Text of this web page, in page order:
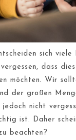
sich viele
dass
möchten. Wir
der großen
nicht
ist. Daher
beachten?